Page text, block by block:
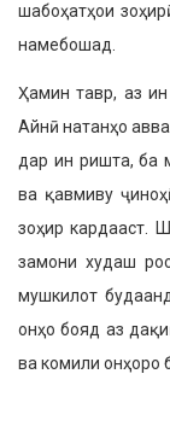
шабоҳатҳои
намебошад.
Ҳамин тавр, аз
Айнӣ натанҳо
дар ин ришта, ба
ва қавмиву
зоҳир кардааст.
замони худаш
мушкилот
онҳо бояд аз
ва комили онҳоро